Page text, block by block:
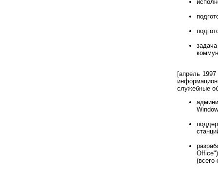
[апрель
служебные
(всего